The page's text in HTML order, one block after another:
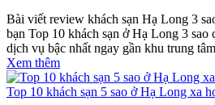
Bài viết review khách sạn Hạ Long 3
bạn Top 10 khách sạn ở Hạ Long 3 sao
dịch vụ bậc nhất ngay gần khu trung
Xem thêm
Top 10 khách sạn 5 sao ở Hạ Long xa